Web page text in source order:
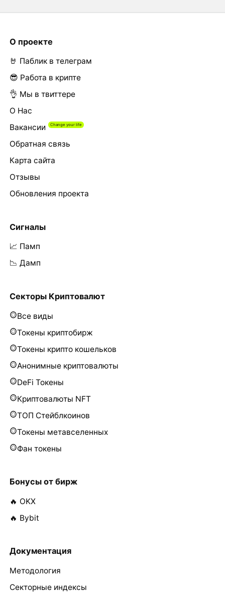
О проекте
🤘 Паблик в телеграм
😎 Работа в крипте
👌 Мы в твиттере
О Нас
Вакансии
Обратная связь
Карта сайта
Отзывы
Обновления проекта
Сигналы
📈 Памп
📉 Дамп
Секторы Криптовалют
Все виды
Токены криптобирж
Токены крипто кошельков
Анонимные криптовалюты
DeFi Токены
Криптовалюты NFT
ТОП Стейблкоинов
Токены метавселенных
Фан токены
Бонусы от бирж
🔥 OKX
🔥 Bybit
Документация
Методология
Секторные индексы